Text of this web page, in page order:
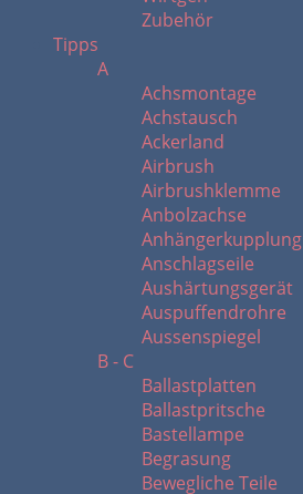
Zubehör
Tipps
A
Achsmontage
Achstausch
Ackerland
Airbrush
Airbrushklemme
Anbolzachse
Anhängerkupplung
Anschlagseile
Aushärtungsgerät
Auspuffendrohre
Aussenspiegel
B - C
Ballastplatten
Ballastpritsche
Bastellampe
Begrasung
Bewegliche Teile